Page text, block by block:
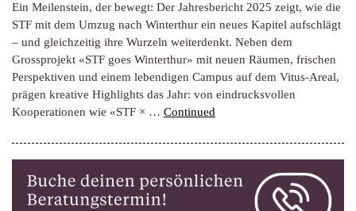
Ein Meilenstein, der bewegt: Der Jahresbericht 2025 zeigt, wie die
STF mit dem Umzug nach Winterthur ein neues Kapitel aufschlägt
– und gleichzeitig ihre Wurzeln weiterdenkt. Neben dem
Grossprojekt «STF goes Winterthur» mit neuen Räumen, frischen
Perspektiven und einem lebendigen Campus auf dem Vitus-Areal,
prägen kreative Highlights das Jahr: von eindrucksvollen
Kooperationen wie «STF × … Continued